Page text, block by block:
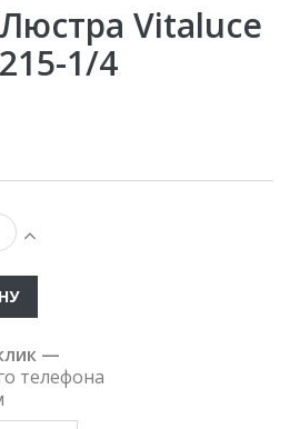
Vitaluce
1/4
—
телефона